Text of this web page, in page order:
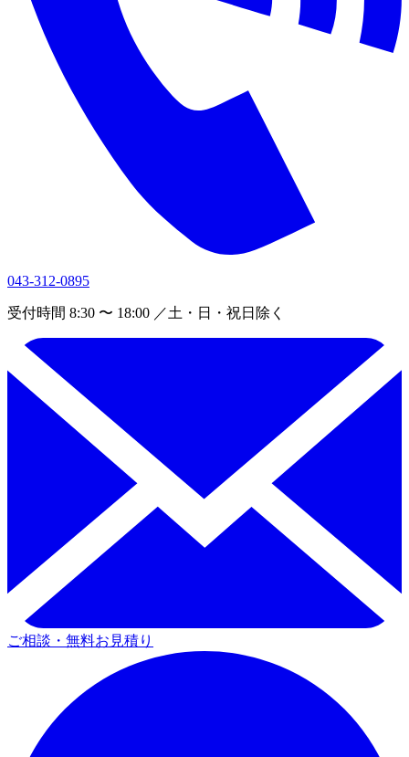
043-312-0895
受付時間 8:30 〜 18:00 ／土・日・祝日除く
ご相談・無料お見積り